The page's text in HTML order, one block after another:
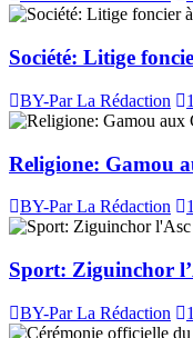
Société: Litige
BY-Par La Rédaction
Religione: Gamou
BY-Par La Rédaction
Sport: Ziguinchor
BY-Par La Rédaction